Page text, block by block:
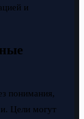
и
понимания,
Цели могут